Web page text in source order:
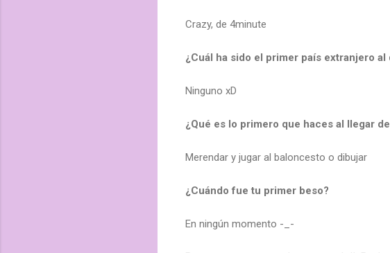
Crazy, de 4minute
¿Cuál ha sido el primer país extranjero al
Ninguno xD
¿Qué es lo primero que haces al llegar
Merendar y jugar al baloncesto o dibujar
¿Cuándo fue tu primer beso?
En ningún momento -_-